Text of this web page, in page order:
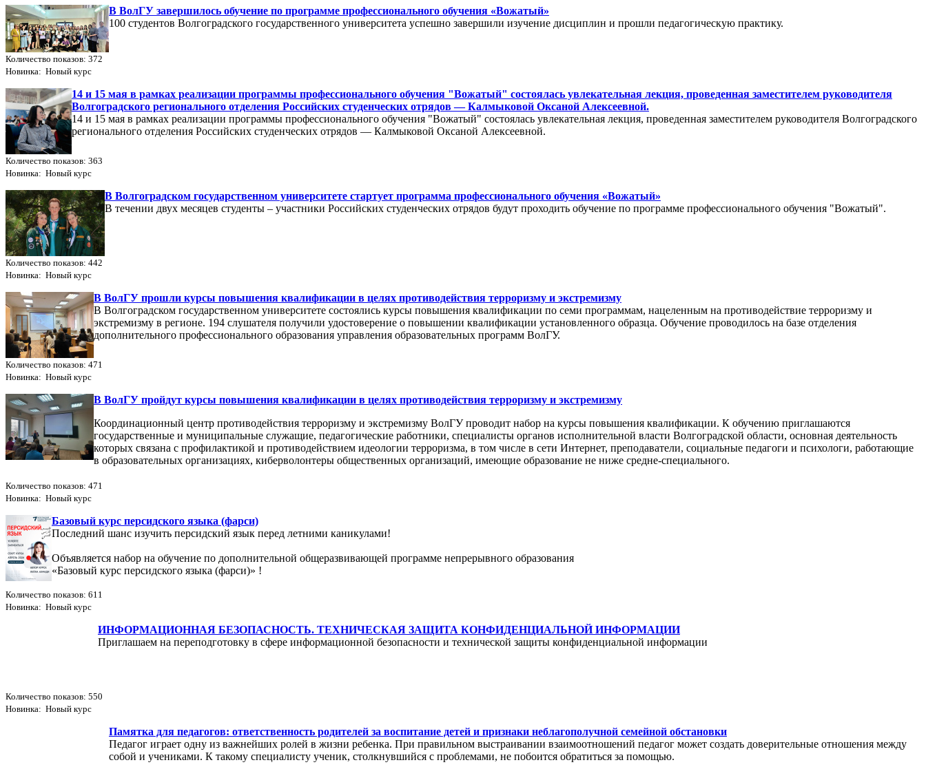
В ВолГУ завершилось обучение по программе профессионального обучения «Вожатый»
100 студентов Волгоградского государственного университета успешно завершили изучение дисциплин и прошли педагогическую практику.
Количество показов: 372
Новинка: Новый курс
14 и 15 мая в рамках реализации программы профессионального обучения "Вожатый" состоялась увлекательная лекция, проведенная заместителем руководителя
Волгоградского регионального отделения Российских студенческих отрядов — Калмыковой Оксаной Алексеевной.
14 и 15 мая в рамках реализации программы профессионального обучения "Вожатый" состоялась увлекательная лекция, проведенная заместителем руководителя Волгоградского
регионального отделения Российских студенческих отрядов — Калмыковой Оксаной Алексеевной.
Количество показов: 363
Новинка: Новый курс
В Волгоградском государственном университете стартует программа профессионального обучения «Вожатый»
В течении двух месяцев студенты – участники Российских студенческих отрядов будут проходить обучение по программе профессионального обучения "Вожатый".
Количество показов: 442
Новинка: Новый курс
В ВолГУ прошли курсы повышения квалификации в целях противодействия терроризму и экстремизму
В Волгоградском государственном университете состоялись курсы повышения квалификации по семи программам, нацеленным на противодействие терроризму и
экстремизму в регионе. 194 слушателя получили удостоверение о повышении квалификации установленного образца. Обучение проводилось на базе отделения
дополнительного профессионального образования управления образовательных программ ВолГУ.
Количество показов: 471
Новинка: Новый курс
В ВолГУ пройдут курсы повышения квалификации в целях противодействия терроризму и экстремизму
Координационный центр противодействия терроризму и экстремизму ВолГУ проводит набор на курсы повышения квалификации. К обучению приглашаются
государственные и муниципальные служащие, педагогические работники, специалисты органов исполнительной власти Волгоградской области, основная деятельность
которых связана с профилактикой и противодействием идеологии терроризма, в том числе в сети Интернет, преподаватели, социальные педагоги и психологи, работающие
в образовательных организациях, киберволонтеры общественных организаций, имеющие образование не ниже средне-специального.
Количество показов: 471
Новинка: Новый курс
Базовый курс персидского языка (фарси)
Последний шанс изучить персидский язык перед летними каникулами!
Объявляется набор на обучение по дополнительной общеразвивающей программе непрерывного образования
«Базовый курс персидского языка (фарси)» !
Количество показов: 611
Новинка: Новый курс
ИНФОРМАЦИОННАЯ БЕЗОПАСНОСТЬ. ТЕХНИЧЕСКАЯ ЗАЩИТА КОНФИДЕНЦИАЛЬНОЙ ИНФОРМАЦИИ
Приглашаем на переподготовку в сфере информационной безопасности и технической защиты конфиденциальной информации
Количество показов: 550
Новинка: Новый курс
Памятка для педагогов: ответственность родителей за воспитание детей и признаки неблагополучной семейной обстановки
Педагог играет одну из важнейших ролей в жизни ребенка. При правильном выстраивании взаимоотношений педагог может создать доверительные отношения между
собой и учениками. К такому специалисту ученик, столкнувшийся с проблемами, не побоится обратиться за помощью.